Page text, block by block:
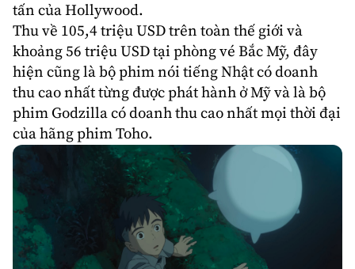
tấn của Hollywood.
Thu về 105,4 triệu USD trên toàn thế giới và
khoảng 56 triệu USD tại phòng vé Bắc Mỹ, đây
hiện cũng là bộ phim nói tiếng Nhật có doanh
thu cao nhất từng được phát hành ở Mỹ và là bộ
phim Godzilla có doanh thu cao nhất mọi thời đại
của hãng phim Toho.